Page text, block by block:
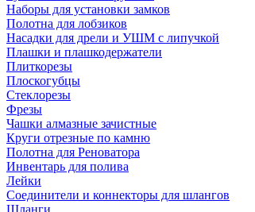
Наборы для установки замков
Полотна для лобзиков
Насадки для дрели и УШМ с липучкой
Плашки и плашкодержатели
Плиткорезы
Плоскогубцы
Стеклорезы
Фрезы
Чашки алмазные зачистные
Круги отрезные по камню
Полотна для Реноватора
Инвентарь для полива
Лейки
Соединители и коннекторы для шлангов
Шланги